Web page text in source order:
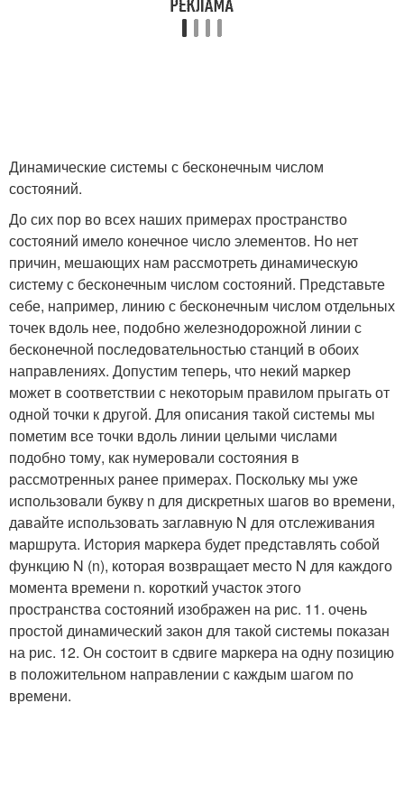
Динамические системы с бесконечным числом
состояний.
До сих пор во всех наших примерах пространство
состояний имело конечное число элементов. Но нет
причин, мешающих нам рассмотреть динамическую
систему с бесконечным числом состояний. Представьте
себе, например, линию с бесконечным числом отдельных
точек вдоль нее, подобно железнодорожной линии с
бесконечной последовательностью станций в обоих
направлениях. Допустим теперь, что некий маркер
может в соответствии с некоторым правилом прыгать от
одной точки к другой. Для описания такой системы мы
пометим все точки вдоль линии целыми числами
подобно тому, как нумеровали состояния в
рассмотренных ранее примерах. Поскольку мы уже
использовали букву n для дискретных шагов во времени,
давайте использовать заглавную N для отслеживания
маршрута. История маркера будет представлять собой
функцию N (n), которая возвращает место N для каждого
момента времени n. короткий участок этого
пространства состояний изображен на рис. 11. очень
простой динамический закон для такой системы показан
на рис. 12. Он состоит в сдвиге маркера на одну позицию
в положительном направлении с каждым шагом по
времени.